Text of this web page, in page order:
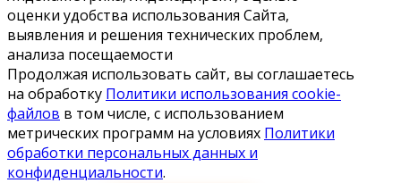
оценки удобства использования Сайта,
выявления и решения технических проблем,
анализа посещаемости
Продолжая использовать сайт, вы соглашаетесь
на обработку Политики использования cookie-
файлов в том числе, с использованием
метрических программ на условиях Политики
обработки персональных данных и
конфиденциальности.